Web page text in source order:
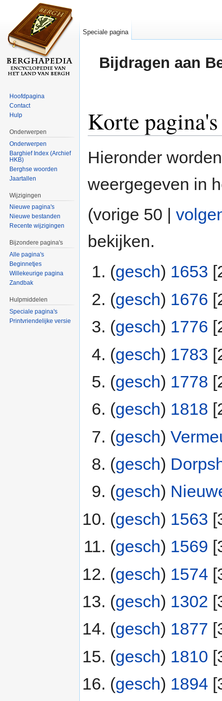
Bijdragen aan
Korte pagina's
Hieronder
weergegeven in
(vorige 50 |
bekijken.
(gesch) ‎ 1653
(gesch) ‎ 1676
(gesch) ‎ 1776
(gesch) ‎ 1783
(gesch) ‎ 1778
(gesch) ‎ 1818
(gesch) ‎
(gesch) ‎
(gesch) ‎
(gesch) ‎ 1563
(gesch) ‎ 1569
(gesch) ‎ 1574
(gesch) ‎ 1302
(gesch) ‎ 1877
(gesch) ‎ 1810
(gesch) ‎ 1894
Speciale pagina
Hoofdpagina
Contact
Hulp
Onderwerpen
Onderwerpen
Barghief Index (Archief
HKB)
Berghse woorden
Jaartallen
Wijzigingen
Nieuwe pagina's
Nieuwe bestanden
Recente wijzigingen
Bijzondere pagina's
Alle pagina's
Beginnetjes
Willekeurige pagina
Zandbak
Hulpmiddelen
Speciale pagina's
Printvriendelijke versie